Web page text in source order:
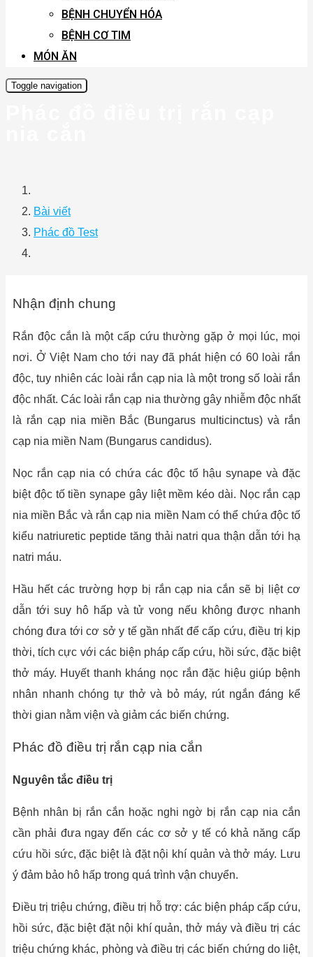
BỆNH CHUYỂN HÓA
BỆNH CƠ TIM
MÓN ĂN
Toggle navigation
Bài viết
Phác đồ Test
Nhận định chung
Rắn độc cắn là một cấp cứu thường gặp ở mọi lúc, mọi
nơi. Ở Việt Nam cho tới nay đã phát hiện có 60 loài rắn
độc, tuy nhiên các loài rắn cạp nia là một trong số loài rắn
độc nhất. Các loài rắn cạp nia thường gây nhiễm độc nhất
là rắn cạp nia miền Bắc (Bungarus multicinctus) và rắn
cạp nia miền Nam (Bungarus candidus).
Nọc rắn cạp nia có chứa các độc tố hậu synape và đặc
biệt độc tố tiền synape gây liệt mềm kéo dài. Nọc rắn cạp
nia miền Bắc và rắn cạp nia miền Nam có thể chứa độc tố
kiểu natriuretic peptide tăng thải natri qua thận dẫn tới hạ
natri máu.
Hầu hết các trường hợp bị rắn cạp nia cắn sẽ bị liệt cơ
dẫn tới suy hô hấp và tử vong nếu không được nhanh
chóng đưa tới cơ sở y tế gần nhất để cấp cứu, điều trị kịp
thời, tích cực với các biện pháp cấp cứu, hồi sức, đặc biệt
thở máy. Huyết thanh kháng nọc rắn đặc hiệu giúp bệnh
nhân nhanh chóng tự thở và bỏ máy, rút ngắn đáng kể
thời gian nằm viện và giảm các biến chứng.
Phác đồ điều trị rắn cạp nia cắn
Nguyên tắc điều trị
Bệnh nhân bị rắn cắn hoặc nghi ngờ bị rắn cạp nia cắn
cần phải đưa ngay đến các cơ sở y tế có khả năng cấp
cứu hồi sức, đặc biệt là đặt nội khí quản và thở máy. Lưu
ý đảm bảo hô hấp trong quá trình vận chuyển.
Điều trị triệu chứng, điều trị hỗ trợ: các biện pháp cấp cứu,
hồi sức, đặc biệt đặt nội khí quản, thở máy và điều trị các
triệu chứng khác, phòng và điều trị các biến chứng do liệt,